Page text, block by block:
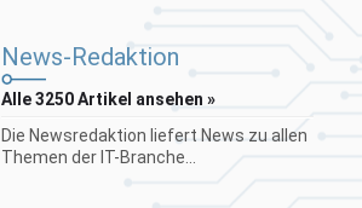
News-Redaktion
Alle 3250 Artikel ansehen »
Die Newsredaktion liefert News zu allen
Themen der IT-Branche...